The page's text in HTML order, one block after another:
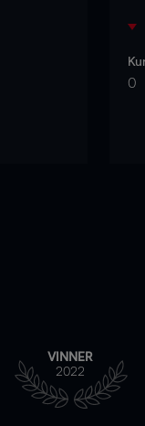
0
VINNER
2022